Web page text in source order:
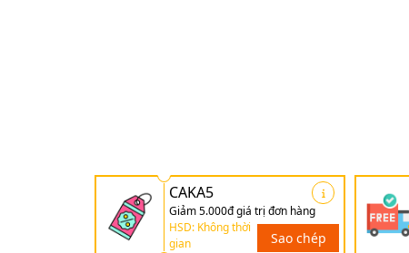
CAKA5
Giảm 5.000đ giá trị đơn hàng
HSD: Không thời
gian
Sao chép